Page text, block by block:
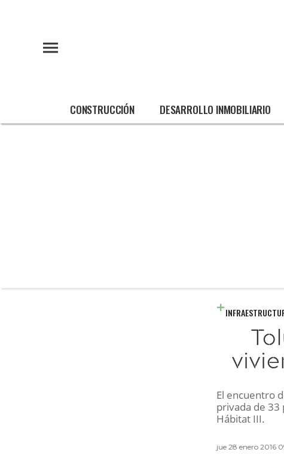
CONSTRUCCIÓN DESARROLLO INMOBILIARIO
El encuentro
privada de 33
Hábitat III.
jue 28 enero 2016